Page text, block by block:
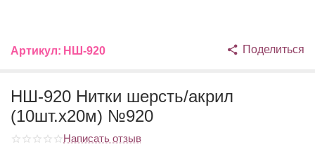
Артикул: НШ-920 Поделиться
НШ-920 Нитки шерсть/акрил
(10шт.х20м) №920
Написать отзыв